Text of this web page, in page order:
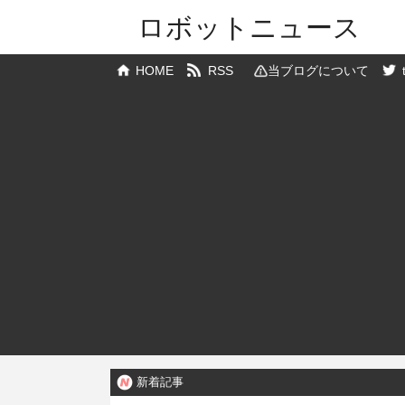
ロボットニュース
HOME RSS 当ブログについて
新着記事